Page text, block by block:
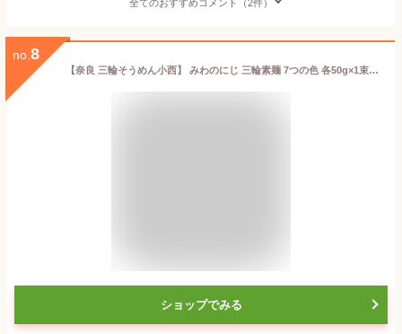
全てのおすすめコメント（2件）
no. 8
【奈良 三輪そうめん小西】 みわのにじ 三輪素麺 7つの色 各50g×1束 手延べ素麺 インスタ映え そうめん カラフル 流し素麺 乾麺 紅しそ トマト 生姜 よもぎ 青しそ ブルーベリー 紫いも お取り寄せグルメ 母の日 父の日 敬老の日 お中元 誕生日 ギフト 送料無料
ショップでみる